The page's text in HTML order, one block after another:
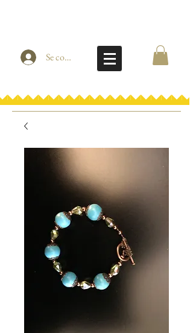
Se connecter